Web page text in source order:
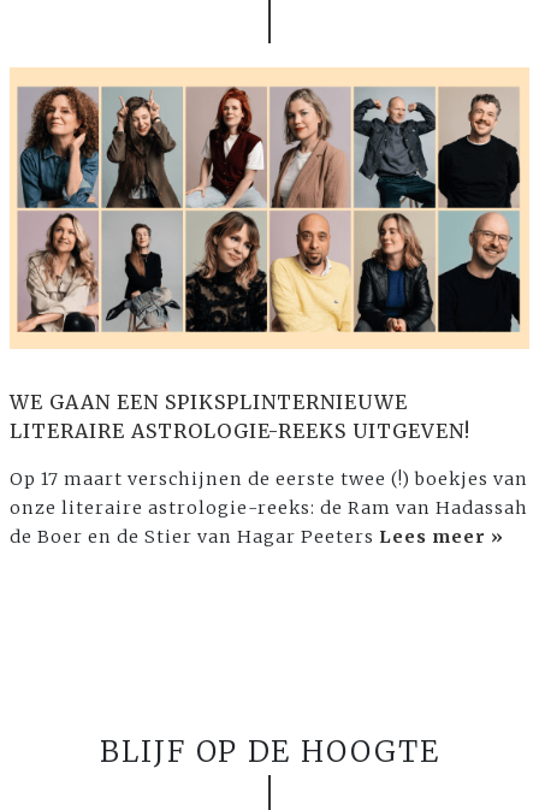
WE GAAN EEN SPIKSPLINTERNIEUWE
LITERAIRE ASTROLOGIE-REEKS UITGEVEN!⁠
Op 17 maart verschijnen de eerste twee (!) boekjes van
onze literaire astrologie-reeks: de Ram van Hadassah
de Boer en de Stier van Hagar Peeters Lees meer »
BLIJF OP DE HOOGTE